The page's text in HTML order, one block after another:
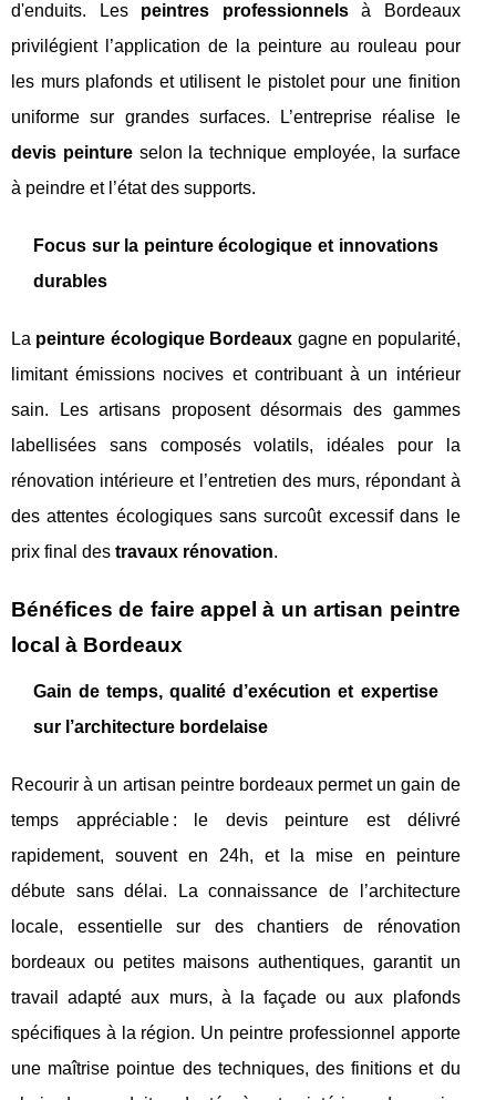
d'enduits. Les peintres professionnelsà Bordeaux
privilégient l’application de la peinture au rouleau pour
les murs plafonds et utilisent le pistolet pour une finition
uniforme sur grandes surfaces. L’entreprise réalise le
devis peintureselon la technique employée, la surface
à peindre et l’état des supports.
Focus sur la peinture écologique et innovations
durables
La peinture écologique Bordeaux gagne en popularité,
limitant émissions nocives et contribuant à un intérieur
sain. Les artisans proposent désormais des gammes
labellisées sans composés volatils, idéales pour la
rénovation intérieure et l’entretien des murs, répondant à
des attentes écologiques sans surcoût excessif dans le
prix final des travaux rénovation.
Bénéfices de faire appel à un artisan peintre
local à Bordeaux
Gain de temps, qualité d’exécution et expertise
sur l’architecture bordelaise
Recourir à un artisan peintre bordeaux permet un gain de
temps appréciable : le devis peinture est délivré
rapidement, souvent en 24h, et la mise en peinture
débute sans délai. La connaissance de l’architecture
locale, essentielle sur des chantiers de rénovation
bordeaux ou petites maisons authentiques, garantit un
travail adapté aux murs, à la façade ou aux plafonds
spécifiques à la région. Un peintre professionnel apporte
une maîtrise pointue des techniques, des finitions et du